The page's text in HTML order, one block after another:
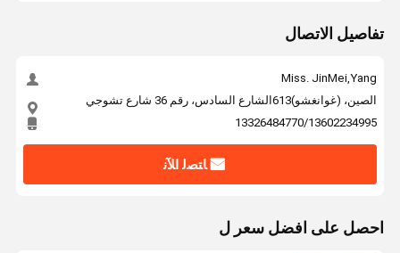
تفاصيل الاتصال
Miss. JinMei,Yang
الصين، (غوانغشو)613الشارع السادس، رقم 36 شارع تشوجي
13326484770/13602234995
ﺎﺘﺼﻟ ﺍﻶﻧ
احصل على افضل سعر ل